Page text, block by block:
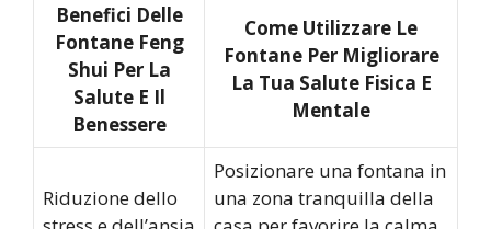
Benefici Delle
Fontane Feng
Shui Per La
Salute E Il
Benessere
Come Utilizzare Le
Fontane Per Migliorare
La Tua Salute Fisica E
Mentale
Riduzione dello
Posizionare una fontana in
una zona tranquilla della